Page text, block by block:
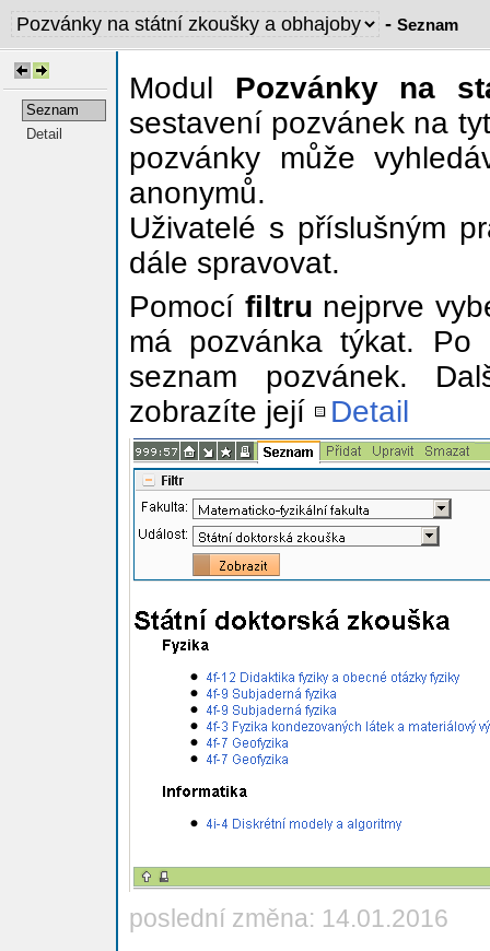
- Seznam
Seznam
Detail
Modul Pozvánky na
sestavení pozvánek na
pozvánky může
anonymů.
Uživatelé s příslušným
dále spravovat.
Pomocí filtru nejprve
má pozvánka týkat.
seznam pozvánek.
zobrazíte její
Detail
poslední změna: 14.01.2016